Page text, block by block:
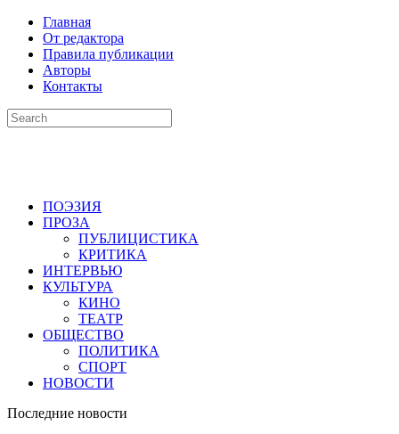
Главная
От редактора
Правила публикации
Авторы
Контакты
ПОЭЗИЯ
ПРОЗА
ПУБЛИЦИСТИКА
КРИТИКА
ИНТЕРВЬЮ
КУЛЬТУРА
КИНО
ТЕАТР
ОБЩЕСТВО
ПОЛИТИКА
СПОРТ
НОВОСТИ
Последние новости